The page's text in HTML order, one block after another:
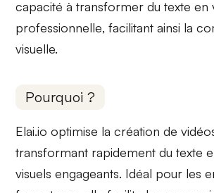
capacité à transformer du texte en
professionnelle, facilitant ainsi la
visuelle.
Pourquoi ?
Elai.io optimise la création de
transformant rapidement du texte
visuels engageants. Idéal pour les